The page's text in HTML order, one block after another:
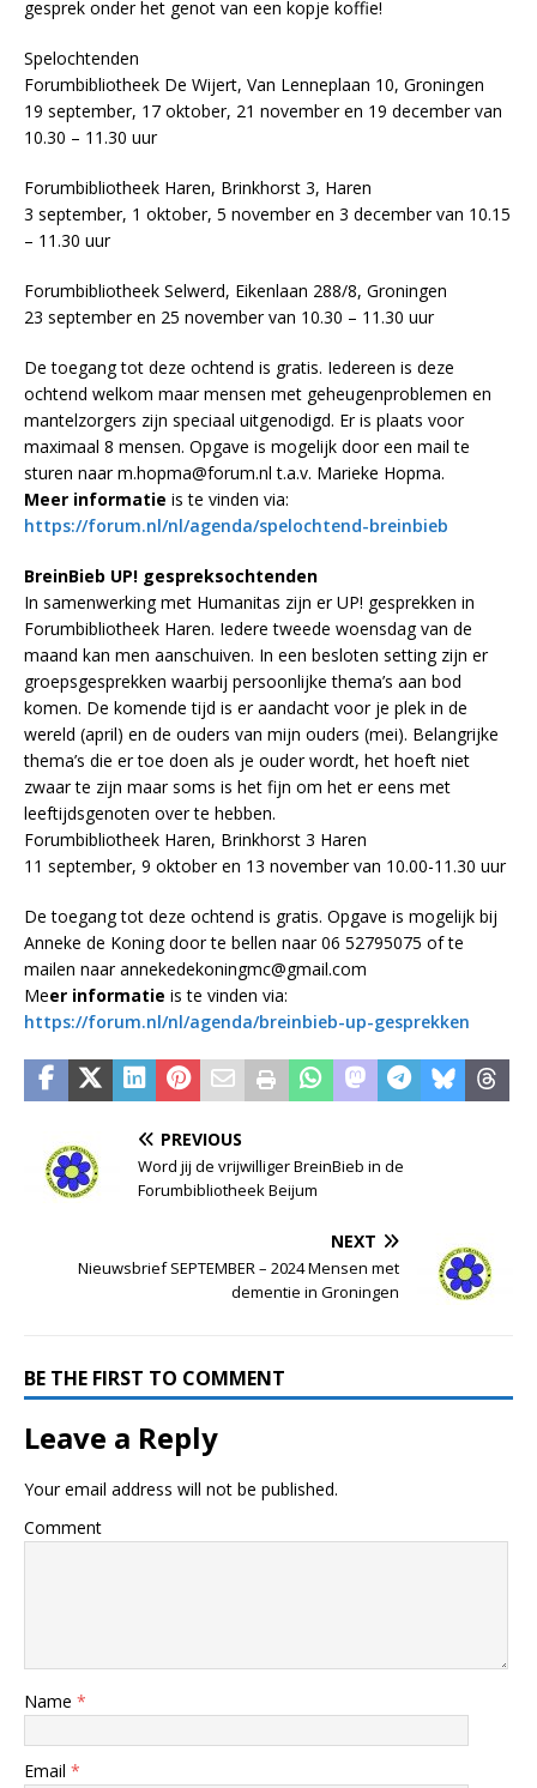
gesprek onder het genot van een kopje koffie!
Spelochtenden
Forumbibliotheek De Wijert, Van Lenneplaan 10, Groningen
19 september, 17 oktober, 21 november en 19 december van
10.30 – 11.30 uur
Forumbibliotheek Haren, Brinkhorst 3, Haren
3 september, 1 oktober, 5 november en 3 december van 10.15
– 11.30 uur
Forumbibliotheek Selwerd, Eikenlaan 288/8, Groningen
23 september en 25 november van 10.30 – 11.30 uur
De toegang tot deze ochtend is gratis. Iedereen is deze
ochtend welkom maar mensen met geheugenproblemen en
mantelzorgers zijn speciaal uitgenodigd. Er is plaats voor
maximaal 8 mensen. Opgave is mogelijk door een mail te
sturen naar m.hopma@forum.nl t.a.v. Marieke Hopma.
Meer informatie is te vinden via:
https://forum.nl/nl/agenda/spelochtend-breinbieb
BreinBieb UP! gespreksochtenden
In samenwerking met Humanitas zijn er UP! gesprekken in
Forumbibliotheek Haren. Iedere tweede woensdag van de
maand kan men aanschuiven. In een besloten setting zijn er
groepsgesprekken waarbij persoonlijke thema’s aan bod
komen. De komende tijd is er aandacht voor je plek in de
wereld (april) en de ouders van mijn ouders (mei). Belangrijke
thema’s die er toe doen als je ouder wordt, het hoeft niet
zwaar te zijn maar soms is het fijn om het er eens met
leeftijdsgenoten over te hebben.
Forumbibliotheek Haren, Brinkhorst 3 Haren
11 september, 9 oktober en 13 november van 10.00-11.30 uur
De toegang tot deze ochtend is gratis. Opgave is mogelijk bij
Anneke de Koning door te bellen naar 06 52795075 of te
mailen naar annekedekoningmc@gmail.com
Meer informatie is te vinden via:
https://forum.nl/nl/agenda/breinbieb-up-gesprekken
PREVIOUS
Word jij de vrijwilliger BreinBieb in de
Forumbibliotheek Beijum
NEXT
Nieuwsbrief SEPTEMBER – 2024 Mensen met
dementie in Groningen
BE THE FIRST TO COMMENT
Leave a Reply
Your email address will not be published.
Comment
Name *
Email *